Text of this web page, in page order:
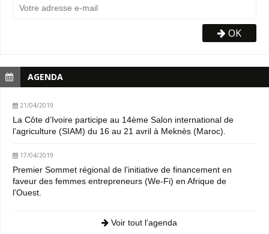
OK
AGENDA
21/04/2019
La Côte d’Ivoire participe au 14ème Salon international de
l’agriculture (SIAM) du 16 au 21 avril à Meknès (Maroc).
17/04/2019
Premier Sommet régional de l’initiative de financement en
faveur des femmes entrepreneurs (We-Fi) en Afrique de
l’Ouest.
Voir tout l’agenda